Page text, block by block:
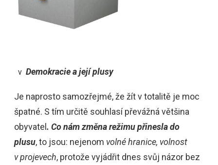
v Demokracie a její plusy
Je naprosto samozřejmé, že žít v totalitě je moc
špatné. S tím určitě souhlasí převážná většina
obyvatel . Co nám změna režimu přinesla do
plusu, to jsou: nejenom volné hranice, volnost
v projevech, protože vyjádřit dnes svůj názor bez